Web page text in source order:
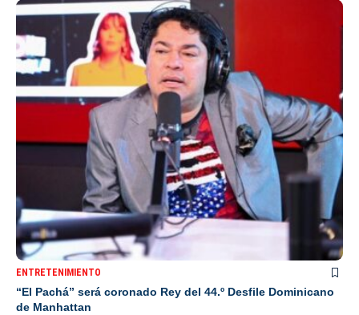
ENTRETENIMIENTO
“El Pachá” será coronado Rey del 44.º Desfile Dominicano
de Manhattan